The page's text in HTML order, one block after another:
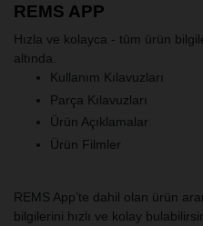
REMS APP
Hızla ve kolayca - tüm ürün
altında.
Kullanım Kılavuzları
Parça Kılavuzları
Ürün Açıklamalar
Ürün Filmler
REMS App’te dahil olan ürün
bilgilerini hızlı ve kolay